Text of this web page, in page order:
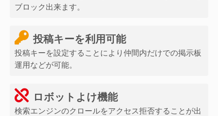
ブロック出来ます。
投稿キーを利用可能
投稿キーを設定することにより仲間内だけでの掲示板
運用などが可能。
ロボットよけ機能
検索エンジンのクロールをアクセス拒否することが出